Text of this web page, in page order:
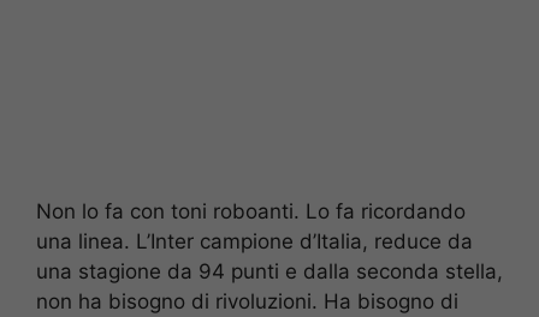
Non lo fa con toni roboanti. Lo fa ricordando
una linea. L’Inter campione d’Italia, reduce da
una stagione da 94 punti e dalla seconda stella,
non ha bisogno di rivoluzioni. Ha bisogno di